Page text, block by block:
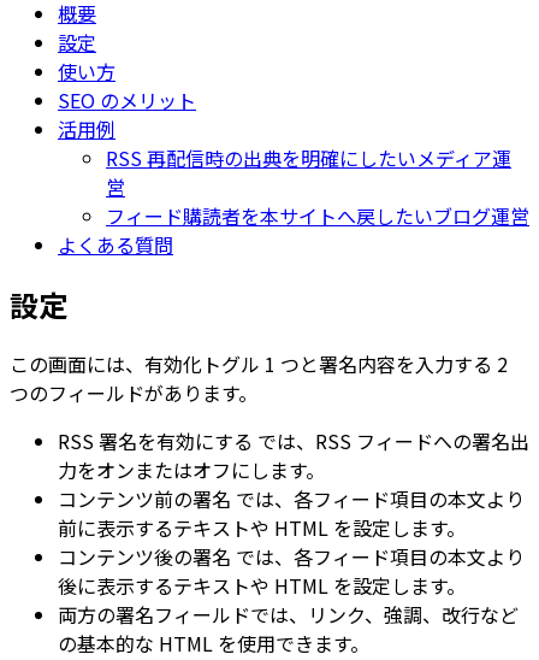
概要
設定
使い方
SEO のメリット
活用例
RSS 再配信時の出典を明確にしたいメディア運
営
フィード購読者を本サイトへ戻したいブログ運営
よくある質問
設定
この画面には、有効化トグル 1 つと署名内容を入力する 2
つのフィールドがあります。
RSS 署名を有効にする では、RSS フィードへの署名出
力をオンまたはオフにします。
コンテンツ前の署名 では、各フィード項目の本文より
前に表示するテキストや HTML を設定します。
コンテンツ後の署名 では、各フィード項目の本文より
後に表示するテキストや HTML を設定します。
両方の署名フィールドでは、リンク、強調、改行など
の基本的な HTML を使用できます。